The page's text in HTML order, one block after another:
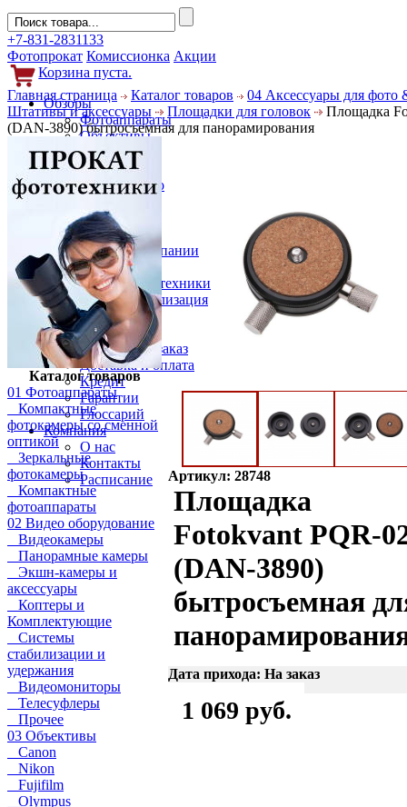
+7-831-2831133
Фотопрокат Комиссионка Акции
Корзина пуста.
Обзоры
Фотоаппараты
Объективы
Фильтры
Новости
Фото и видео
Аксессуары
Слухи
Новости компании
Услуги
Прокат фототехники
Выкуп и реализация
Покупателям
Акции
Как сделать заказ
Доставка и оплата
Кредит
Гарантии
Глоссарий
Компания
О нас
Контакты
Расписание
Главная страница Каталог товаров
04 Аксессуары для фото
Штативы и аксессуары
Площадки для головок
Площадка
(DAN-3890) бытросъемная для панорамирования
Каталог товаров
01 Фотоаппараты
Компактные
фотокамеры со сменной
оптикой
Зеркальные
фотокамеры
Компактные
фотоаппараты
02 Видео оборудование
Видеокамеры
Панорамные камеры
Экшн-камеры и
аксессуары
Коптеры и
Комплектующие
Системы
стабилизации и
удержания
Видеомониторы
Телесуфлеры
Прочее
03 Объективы
Canon
Nikon
Fujifilm
Olympus
Артикул: 28748
Площадка
Fotokvant PQR-
(DAN-3890)
бытросъемная
Дата прихода: На заказ
1 069 руб.